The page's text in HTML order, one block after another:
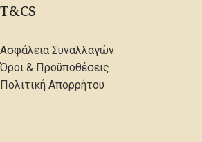
T&CS
Ασφάλεια Συναλλαγών
Όροι & Προϋποθέσεις
Πολιτική Απορρήτου